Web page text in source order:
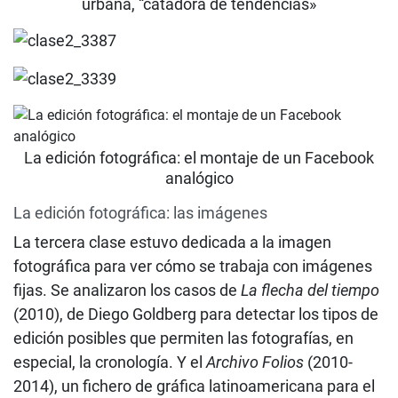
urbana, “catadora de tendencias»
La edición fotográfica: el montaje de un Facebook
analógico
La edición fotográfica: las imágenes
La tercera clase estuvo dedicada a la imagen
fotográfica para ver cómo se trabaja con imágenes
fijas. Se analizaron los casos de La flecha del tiempo
(2010), de Diego Goldberg para detectar los tipos de
edición posibles que permiten las fotografías, en
especial, la cronología. Y el Archivo Folios (2010-
2014), un fichero de gráfica latinoamericana para el